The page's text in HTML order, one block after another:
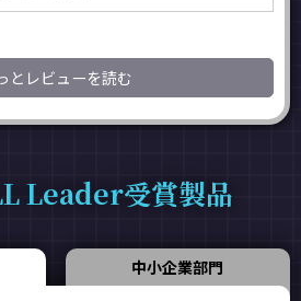
とレビューを読む
Leader受賞製品
中小企業部門